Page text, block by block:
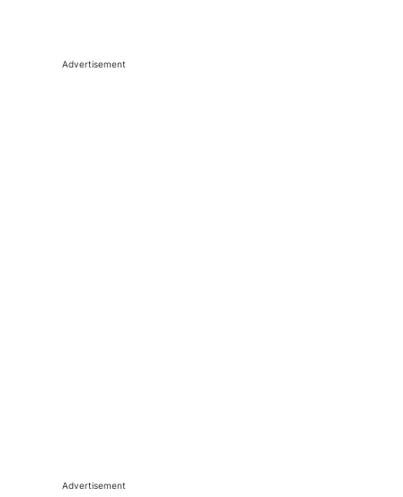
Advertisement
Advertisement